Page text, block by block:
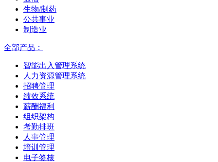
生物/制药
公共事业
制造业
全部产品：
智能出入管理系统
人力资源管理系统
招聘管理
绩效系统
薪酬福利
组织架构
考勤排班
人事管理
培训管理
电子签核